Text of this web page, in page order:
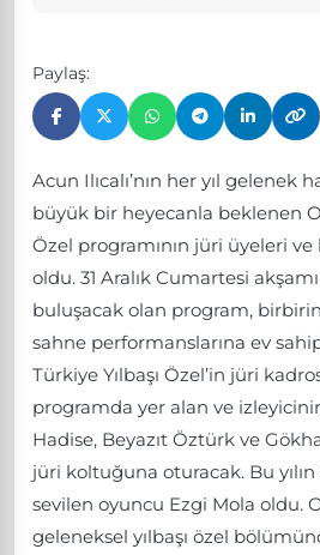
Paylaş:
Acun Ilıcalı’nın her yıl gelenek
büyük bir heyecanla beklenen O
Özel programının jüri üyeleri ve
oldu. 31 Aralık Cumartesi
buluşacak olan program,
sahne performanslarına ev
Türkiye Yılbaşı Özel’in jüri
programda yer alan ve
Hadise, Beyazıt Öztürk ve
jüri koltuğuna oturacak. Bu
sevilen oyuncu Ezgi Mola oldu.
geleneksel yılbaşı özel